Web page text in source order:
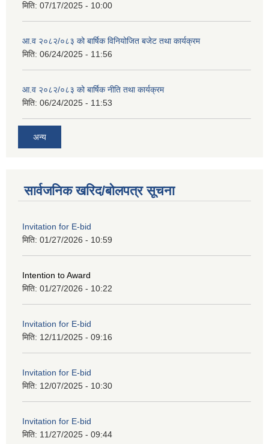
मिति: 07/17/2025 - 10:00
आ.व २०८२/०८३ को बार्षिक विनियोजित बजेट तथा कार्यक्रम
मिति: 06/24/2025 - 11:56
आ.व २०८२/०८३ को बार्षिक नीति तथा कार्यक्रम
मिति: 06/24/2025 - 11:53
अन्य
सार्वजनिक खरिद/बोलपत्र सूचना
Invitation for E-bid
मिति: 01/27/2026 - 10:59
Intention to Award
मिति: 01/27/2026 - 10:22
Invitation for E-bid
मिति: 12/11/2025 - 09:16
Invitation for E-bid
मिति: 12/07/2025 - 10:30
Invitation for E-bid
मिति: 11/27/2025 - 09:44